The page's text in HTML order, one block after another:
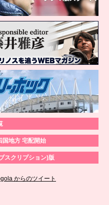
国地方 宅配開始
スクリプション)版
からのツイート